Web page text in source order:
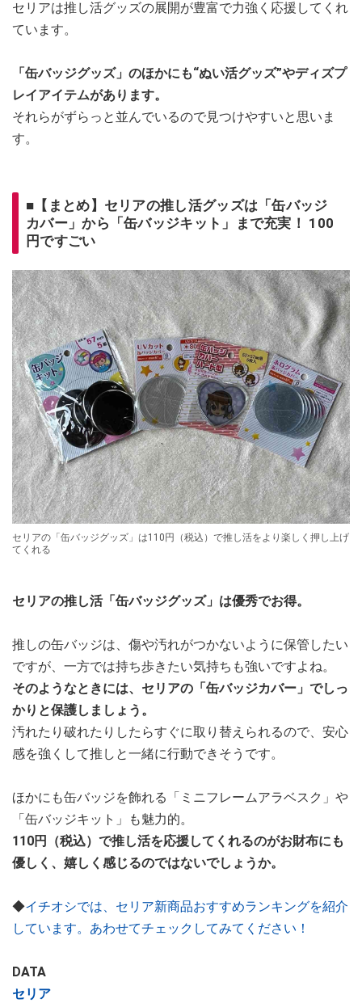
セリアは推し活グッズの展開が豊富で力強く応援してくれ
ています。
「缶バッジグッズ」のほかにも“ぬい活グッズ”やディズプ
レイアイテムがあります。
それらがずらっと並んでいるので見つけやすいと思いま
す。
■【まとめ】セリアの推し活グッズは「缶バッジ
カバー」から「缶バッジキット」まで充実！ 100
円ですごい
セリアの「缶バッジグッズ」は110円（税込）で推し活をより楽しく押し上げ
てくれる
セリアの推し活「缶バッジグッズ」は優秀でお得。
推しの缶バッジは、傷や汚れがつかないように保管したい
ですが、一方では持ち歩きたい気持ちも強いですよね。
そのようなときには、セリアの「缶バッジカバー」でしっ
かりと保護しましょう。
汚れたり破れたりしたらすぐに取り替えられるので、安心
感を強くして推しと一緒に行動できそうです。
ほかにも缶バッジを飾れる「ミニフレームアラベスク」や
「缶バッジキット」も魅力的。
110円（税込）で推し活を応援してくれるのがお財布にも
優しく、嬉しく感じるのではないでしょうか。
◆イチオシでは、セリア新商品おすすめランキングを紹介
しています。あわせてチェックしてみてください！
DATA
セリア